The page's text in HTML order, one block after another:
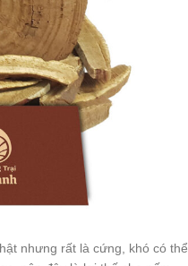
nhưng rất là cứng, khó có thể